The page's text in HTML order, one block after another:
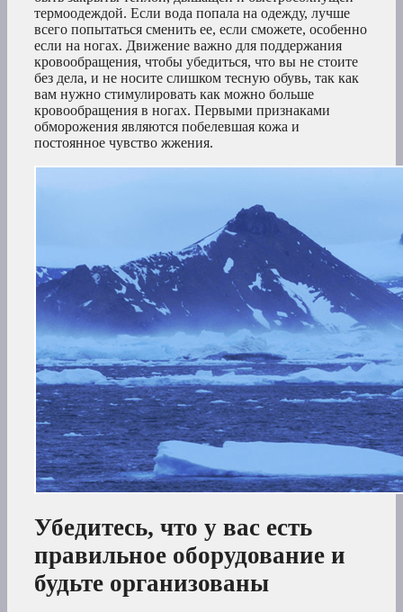
термоодеждой. Если вода попала на одежду, лучше
всего попытаться сменить ее, если сможете, особенно
если на ногах. Движение важно для поддержания
кровообращения, чтобы убедиться, что вы не стоите
без дела, и не носите слишком тесную обувь, так как
вам нужно стимулировать как можно больше
кровообращения в ногах. Первыми признаками
обморожения являются побелевшая кожа и
постоянное чувство жжения.
Убедитесь, что у вас есть
правильное оборудование и
будьте организованы